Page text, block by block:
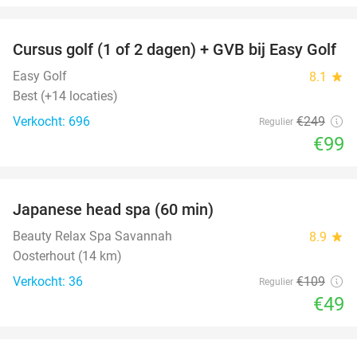
60%
Cursus golf (1 of 2 dagen) + GVB bij Easy Golf
Easy Golf 8.1 star
Best (+14 locaties)
Verkocht: 696
Regulier €249
€99
Japanese head spa (60 min)
Beauty Relax Spa Savannah 8.9 star
Oosterhout (14 km)
Verkocht: 36
Regulier €109
€49